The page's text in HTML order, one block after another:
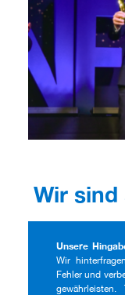
Wir sind
Unsere
Wir
Fehler und